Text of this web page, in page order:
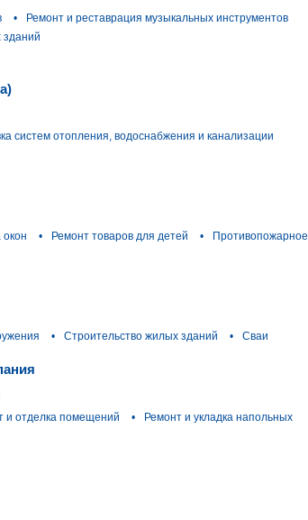
•
Ремонт и реставрация музыкальных инструментов
зданий
систем отопления, водоснабжения и канализации
• Ремонт товаров для детей •
Противопожарное
• Строительство жилых зданий • Сваи
и отделка помещений •
Ремонт и укладка напольных